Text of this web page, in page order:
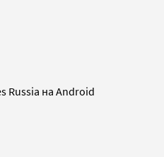
Russia на Android